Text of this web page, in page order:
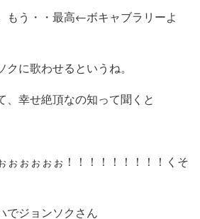
もう・・最高←ボキャブラリーよ
に歌わせるというね。
、幸せ絶頂なの知って聞くと
ぉぉぉぉぉ！！！！！！！！！ くそ
でジョンソクさん